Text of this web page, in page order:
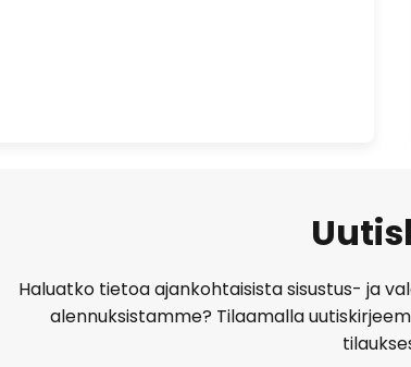
Haluatko tietoa ajankohtaisista sisustus- ja
alennuksistamme? Tilaamalla